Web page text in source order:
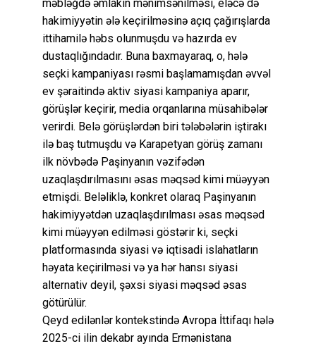
məbləğdə əmlakın mənimsənilməsi, eləcə də
hakimiyyətin ələ keçirilməsinə açıq çağırışlarda
ittihamilə həbs olunmuşdu və hazırda ev
dustaqlığındadır. Buna baxmayaraq, o, hələ
seçki kampaniyası rəsmi başlamamışdan əvvəl
ev şəraitində aktiv siyasi kampaniya aparır,
görüşlər keçirir, media orqanlarına müsahibələr
verirdi. Belə görüşlərdən biri tələbələrin iştirakı
ilə baş tutmuşdu və Karapetyan görüş zamanı
ilk növbədə Paşinyanın vəzifədən
uzaqlaşdırılmasını əsas məqsəd kimi müəyyən
etmişdi. Beləliklə, konkret olaraq Paşinyanın
hakimiyyətdən uzaqlaşdırılması əsas məqsəd
kimi müəyyən edilməsi göstərir ki, seçki
platformasında siyasi və iqtisadi islahatların
həyata keçirilməsi və ya hər hansı siyasi
alternativ deyil, şəxsi siyasi məqsəd əsas
götürülür.
Qeyd edilənlər kontekstində Avropa İttifaqı hələ
2025-ci ilin dekabr ayında Ermənistana